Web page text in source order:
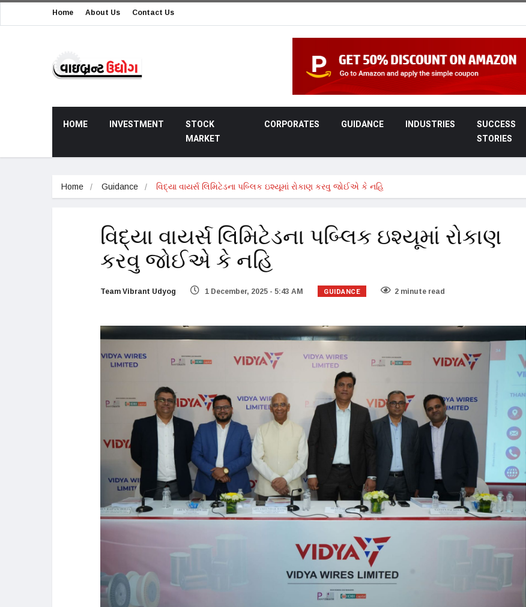
Home About Us Contact Us
HOME INVESTMENT
STOCK
MARKET
CORPORATES GUIDANCE INDUSTRIES
SUCCESS
STORIES
Home Guidance વિદ્યા વાયર્સ લિમિટેડના પબ્લિક ઇશ્યૂમાં રોકાણ કરવુ જોઈએ કે નહિ
વિદ્યા વાયર્સ લિમિટેડના પબ્લિક ઇશ્યૂમાં રોકાણ
કરવુ જોઈએ કે નહિ
Team Vibrant Udyog 1 December, 2025 - 5:43 AM GUIDANCE 2 minute read